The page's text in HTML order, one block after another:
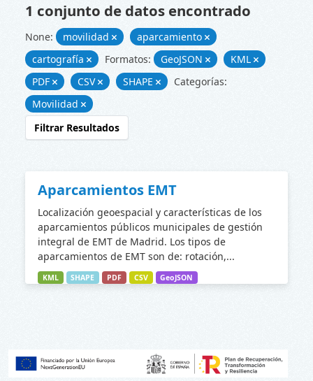
1 conjunto de datos encontrado
None: movilidad
aparcamiento
cartografía
Formatos: GeoJSON
KML
PDF
CSV SHAPE
Categorías:
Movilidad
Filtrar Resultados
Aparcamientos EMT
Localización geoespacial y características de los
aparcamientos públicos municipales de gestión
integral de EMT de Madrid. Los tipos de
aparcamientos de EMT son de: rotación,...
KML SHAPE PDF CSV GeoJSON